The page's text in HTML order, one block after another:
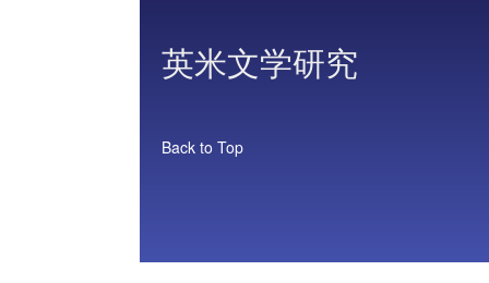
英米文学研究
Back to Top